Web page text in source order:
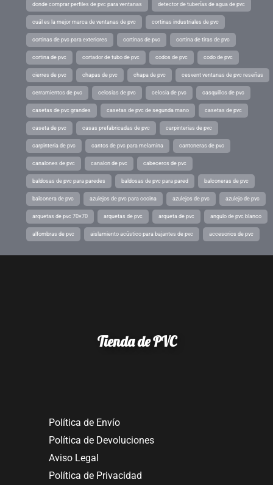
donde comprar perfiles de pvc para ventanas detector de tuberías de agua de pvc
cuál es la mejor marca de ventanas de pvc cortinas industriales de pvc
cortinas de pvc para exteriores cortinas de pvc cortina de tiras de pvc
cortina de pvc cortador de tubo de pvc codos de pvc codo de pvc
cierres de pvc chapas de pvc chapa de pvc cesvent ventanas de pvc reseñas
cerramientos de pvc celosias de pvc celosia de pvc casquillos de pvc
casetas de pvc grandes casetas de pvc de segunda mano casetas de pvc
caseta de pvc casas prefabricadas de pvc carpinterias de pvc
carpinteria de pvc cantos de pvc para melamina cantoneras de pvc
canalones de pvc canalon de pvc cabeceros de pvc
baldosas de pvc para paredes baldosas de pvc para pared balconeras de pvc
balconera de pvc azulejos de pvc para cocina azulejos de pvc azulejo de pvc
arquetas de pvc 70×70 arquetas de pvc arqueta de pvc angulo de pvc blanco
alfombras de pvc aislamiento acústico para bajantes de pvc accesorios de pvc
Tienda de PVC
Política de Envío
Política de Devoluciones
Aviso Legal
Política de Privacidad